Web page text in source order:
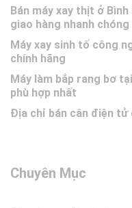
Bán máy xay thịt ở
giao hàng nhanh chóng
Máy xay sinh tố công
chính hãng
Máy làm bắp rang bơ
phù hợp nhất
Địa chỉ bán cân điện tử
Chuyên Mục